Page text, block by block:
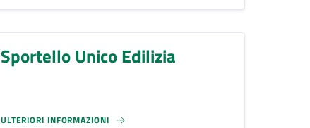
Sportello Unico Edilizia
ULTERIORI INFORMAZIONI